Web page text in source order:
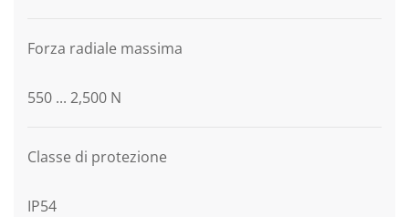
Forza radiale massima
550 ... 2,500 N
Classe di protezione
IP54